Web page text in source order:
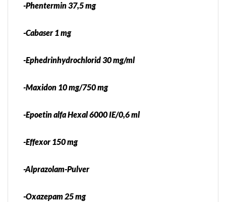
-Phentermin 37,5 mg
-Cabaser 1 mg
-Ephedrinhydrochlorid 30 mg/ml
-Maxidon 10 mg/750 mg
-Epoetin alfa Hexal 6000 IE/0,6 ml
-Effexor 150 mg
-Alprazolam-Pulver
-Oxazepam 25 mg